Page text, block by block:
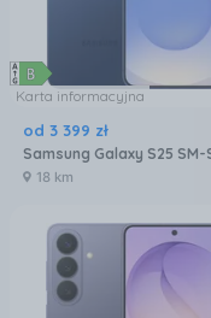
Karta informacyjna
od 3 399 zł
18 km